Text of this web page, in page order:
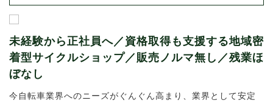
未経験から正社員へ／資格取得も支援する地域密
着型サイクルショップ／販売ノルマ無し／残業ほ
ぼなし
今自転車業界へのニーズがぐんぐん高まり、業界として安定